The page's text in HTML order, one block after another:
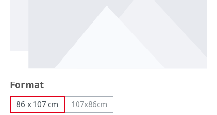
Sélectionnez
Format
86 x 107 cm 107x86cm(Cette option n'est pas disponible pour